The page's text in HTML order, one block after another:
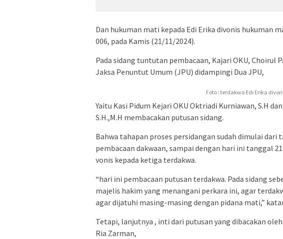
Dan hukuman mati kepada Edi Erika divonis hukuman
006, pada Kamis (21/11/2024).
Pada sidang tuntutan pembacaan, Kajari OKU, Choirul
Jaksa Penuntut Umum (JPU) didampingi Dua JPU,
Foto : terdakwa Edi Erika
Yaitu Kasi Pidum Kejari OKU Oktriadi Kurniawan, S.H
S.H.,M.H membacakan putusan sidang.
Bahwa tahapan proses persidangan sudah dimulai dari
pembacaan dakwaan, sampai dengan hari ini tanggal
vonis kepada ketiga terdakwa.
“hari ini pembacaan putusan terdakwa. Pada sidang
majelis hakim yang menangani perkara ini, agar
agar dijatuhi masing-masing dengan pidana mati,”
Tetapi, lanjutnya , inti dari putusan yang dibacakan
Ria Zarman,